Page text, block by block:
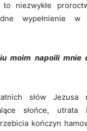
niezwykłe
wypełnienie
moim napoili mnie
słów Jezusa
słońce, utrata
kończyn